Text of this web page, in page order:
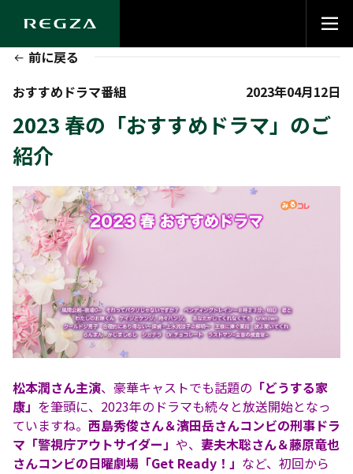
前に戻る
おすすめドラマ番組
2023年04月12日
2023 春の「おすすめドラマ」のご
紹介
松本潤さん主演、豪華キャストでも話題の 「どうする家
康」 を筆頭に、2023年のドラマも続々と放送開始となっ
ていますね。 西島秀俊さん＆濱田岳さんコンビの刑事ドラ
マ「警視庁アウトサイダー」 や、 妻夫木聡さん＆藤原竜也
さんコンビの日曜劇場「Get Ready！」 など、初回から